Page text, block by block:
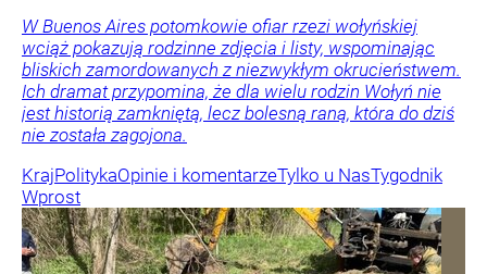
W Buenos Aires potomkowie ofiar rzezi wołyńskiej
wciąż pokazują rodzinne zdjęcia i listy, wspominając
bliskich zamordowanych z niezwykłym okrucieństwem.
Ich dramat przypomina, że dla wielu rodzin Wołyń nie
jest historią zamkniętą, lecz bolesną raną, która do dziś
nie została zagojona.
KrajPolitykaOpinie i komentarzeTylko u NasTygodnik
Wprost